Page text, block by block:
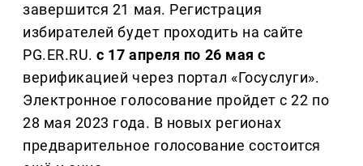
завершится 21 мая. Регистрация
избирателей будет проходить на сайте
PG.ER.RU.с 17 апреля по 26 мая с
верификацией через портал «Госуслуги».
Электронное голосование пройдет с 22 по
28 мая 2023 года. В новых регионах
предварительное голосование состоится